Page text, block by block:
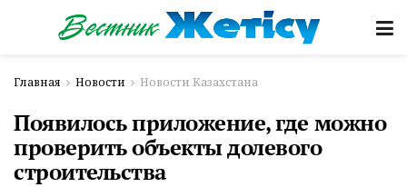
Главная Новости Новости Казахстана
Появилось приложение, где можно
проверить объекты долевого
строительства